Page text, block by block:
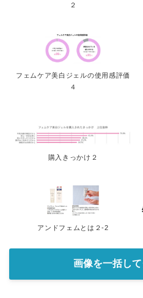
２
フェムケア美白ジェルの使用感評価
４
購入きっかけ２
アンドフェムとは２-2
画像を一括し